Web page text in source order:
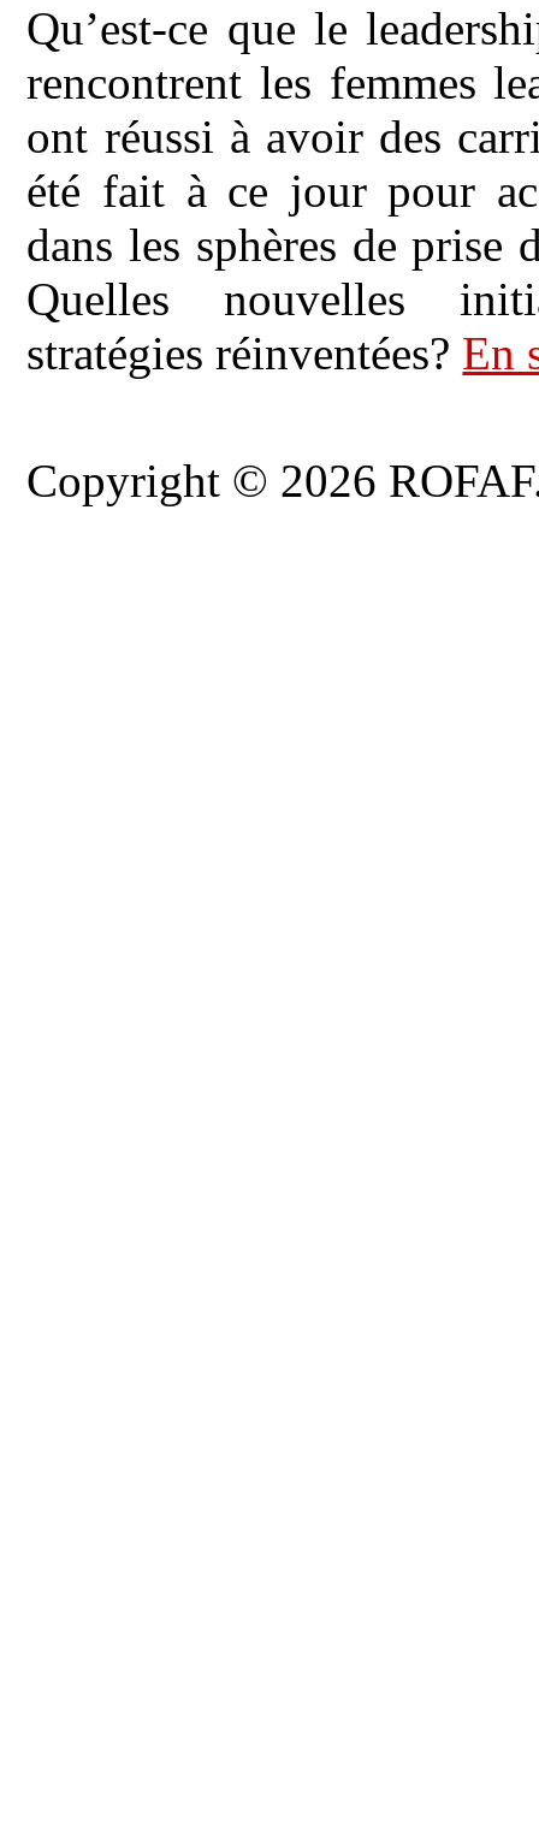
Qu’est-ce que le
rencontrent les femmes
ont réussi à avoir des
été fait à ce jour pour
dans les sphères de prise
Quelles nouvelles
stratégies réinventées? En
Copyright © 2026